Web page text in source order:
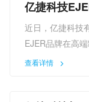
更彰显了其自研
嘉盛半导体（
商，长期服务于
在前期技术评估
亿捷科技
精密环境控
近日，亿捷科技
EJER品牌在高
渠道，亿捷科技
查看详情